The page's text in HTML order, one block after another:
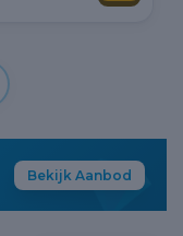
Bekijk Aanbod